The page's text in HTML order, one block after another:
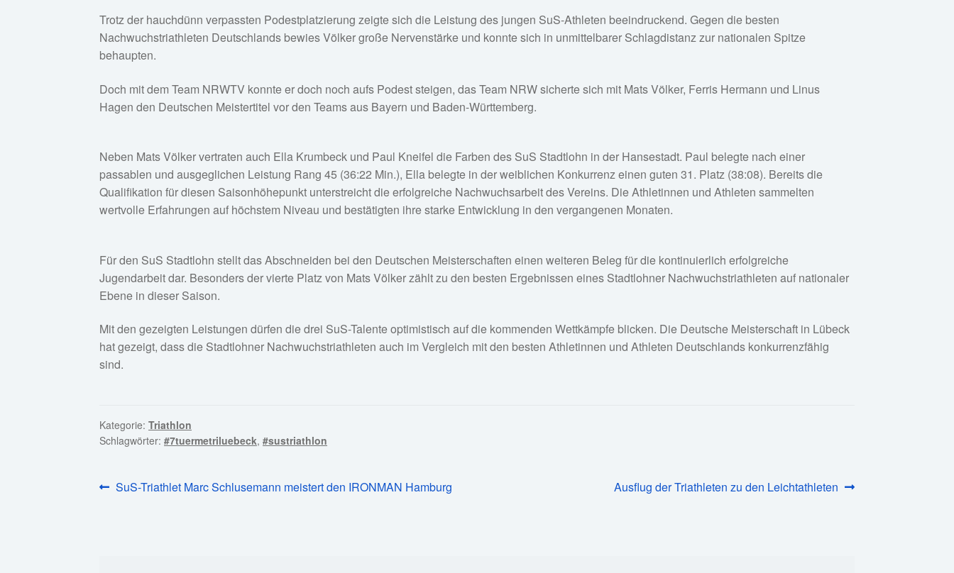
Trotz der hauchdünn verpassten Podestplatzierung zeigte sich die Leistung des jungen SuS-Athleten beeindruckend. Gegen die besten
Nachwuchstriathleten Deutschlands bewies Völker große Nervenstärke und konnte sich in unmittelbarer Schlagdistanz zur nationalen Spitze
behaupten.
Doch mit dem Team NRWTV konnte er doch noch aufs Podest steigen, das Team NRW sicherte sich mit Mats Völker, Ferris Hermann und Linus
Hagen den Deutschen Meistertitel vor den Teams aus Bayern und Baden-Württemberg.
Neben Mats Völker vertraten auch Ella Krumbeck und Paul Kneifel die Farben des SuS Stadtlohn in der Hansestadt. Paul belegte nach einer
passablen und ausgeglichen Leistung Rang 45 (36:22 Min.), Ella belegte in der weiblichen Konkurrenz einen guten 31. Platz (38:08). Bereits die
Qualifikation für diesen Saisonhöhepunkt unterstreicht die erfolgreiche Nachwuchsarbeit des Vereins. Die Athletinnen und Athleten sammelten
wertvolle Erfahrungen auf höchstem Niveau und bestätigten ihre starke Entwicklung in den vergangenen Monaten.
Für den SuS Stadtlohn stellt das Abschneiden bei den Deutschen Meisterschaften einen weiteren Beleg für die kontinuierlich erfolgreiche
Jugendarbeit dar. Besonders der vierte Platz von Mats Völker zählt zu den besten Ergebnissen eines Stadtlohner Nachwuchstriathleten auf nationaler
Ebene in dieser Saison.
Mit den gezeigten Leistungen dürfen die drei SuS-Talente optimistisch auf die kommenden Wettkämpfe blicken. Die Deutsche Meisterschaft in Lübeck
hat gezeigt, dass die Stadtlohner Nachwuchstriathleten auch im Vergleich mit den besten Athletinnen und Athleten Deutschlands konkurrenzfähig
sind.
Kategorie:Triathlon
Schlagwörter:#7tuermetriluebeck,#sustriathlon
Beitragsnavigation
Vorheriger
SuS-Triathlet Marc Schlusemann meistert den IRONMAN Hamburg
Nächster
Ausflug der Triathleten zu den Leichtathleten